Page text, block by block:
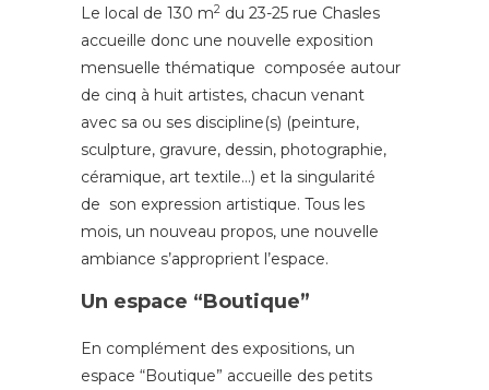
Le local de 130 m2 du 23-25 rue Chasles
accueille donc une nouvelle exposition
mensuelle thématique composée autour
de cinq à huit artistes, chacun venant
avec sa ou ses discipline(s) (peinture,
sculpture, gravure, dessin, photographie,
céramique, art textile…) et la singularité
de son expression artistique. Tous les
mois, un nouveau propos, une nouvelle
ambiance s’approprient l’espace.
Un espace “Boutique”
En complément des expositions, un
espace “Boutique” accueille des petits